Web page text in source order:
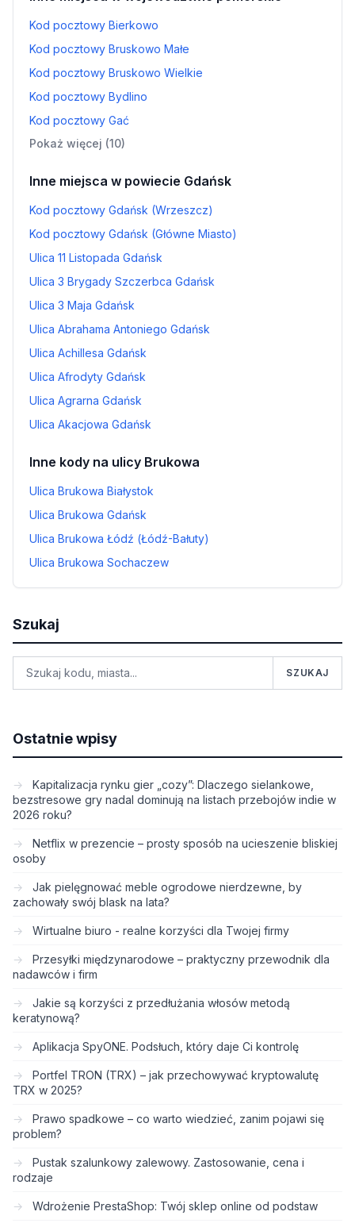
Kod pocztowy Bierkowo
Kod pocztowy Bruskowo Małe
Kod pocztowy Bruskowo Wielkie
Kod pocztowy Bydlino
Kod pocztowy Gać
Pokaż więcej (10)
Inne miejsca w powiecie Gdańsk
Kod pocztowy Gdańsk (Wrzeszcz)
Kod pocztowy Gdańsk (Główne Miasto)
Ulica 11 Listopada Gdańsk
Ulica 3 Brygady Szczerbca Gdańsk
Ulica 3 Maja Gdańsk
Ulica Abrahama Antoniego Gdańsk
Ulica Achillesa Gdańsk
Ulica Afrodyty Gdańsk
Ulica Agrarna Gdańsk
Ulica Akacjowa Gdańsk
Inne kody na ulicy Brukowa
Ulica Brukowa Białystok
Ulica Brukowa Gdańsk
Ulica Brukowa Łódź (Łódź-Bałuty)
Ulica Brukowa Sochaczew
Szukaj
SZUKAJ
Ostatnie wpisy
Kapitalizacja rynku gier „cozy”: Dlaczego sielankowe,
bezstresowe gry nadal dominują na listach przebojów indie w
2026 roku?
Netflix w prezencie – prosty sposób na ucieszenie bliskiej
osoby
Jak pielęgnować meble ogrodowe nierdzewne, by
zachowały swój blask na lata?
Wirtualne biuro - realne korzyści dla Twojej firmy
Przesyłki międzynarodowe – praktyczny przewodnik dla
nadawców i firm
Jakie są korzyści z przedłużania włosów metodą
keratynową?
Aplikacja SpyONE. Podsłuch, który daje Ci kontrolę
Portfel TRON (TRX) – jak przechowywać kryptowalutę
TRX w 2025?
Prawo spadkowe – co warto wiedzieć, zanim pojawi się
problem?
Pustak szalunkowy zalewowy. Zastosowanie, cena i
rodzaje
Wdrożenie PrestaShop: Twój sklep online od podstaw